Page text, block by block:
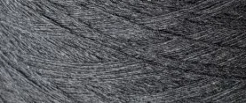
cookie,
сайта и предоставить вам
Также, к сайту подключен сервис